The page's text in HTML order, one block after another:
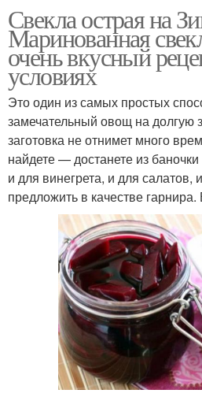
Свекла острая на
Маринованная
очень вкусный
условиях
Это один из самых простых
замечательный овощ на долгую
заготовка не отнимет много
найдете — достанете из
и для винегрета, и для
предложить в качестве